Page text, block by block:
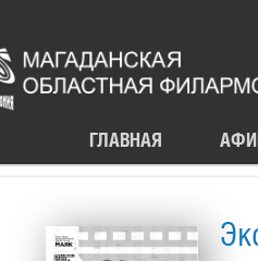
ГЛАВНАЯ